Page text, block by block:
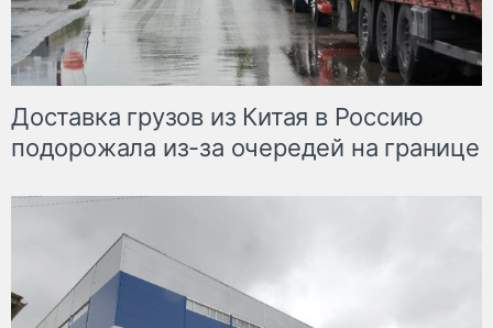
Доставка грузов из Китая в Россию
подорожала из-за очередей на границе